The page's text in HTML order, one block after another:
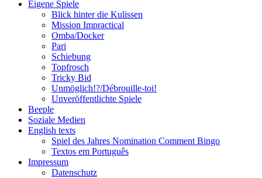
Eigene Spiele
Blick hinter die Kulissen
Mission Impractical
Omba/Docker
Pari
Schiebung
Topfrosch
Tricky Bid
Unmöglich!?/Débrouille-toi!
Unveröffentlichte Spiele
Beeple
Soziale Medien
English texts
Spiel des Jahres Nomination Comment Bingo
Textos em Português
Impressum
Datenschutz